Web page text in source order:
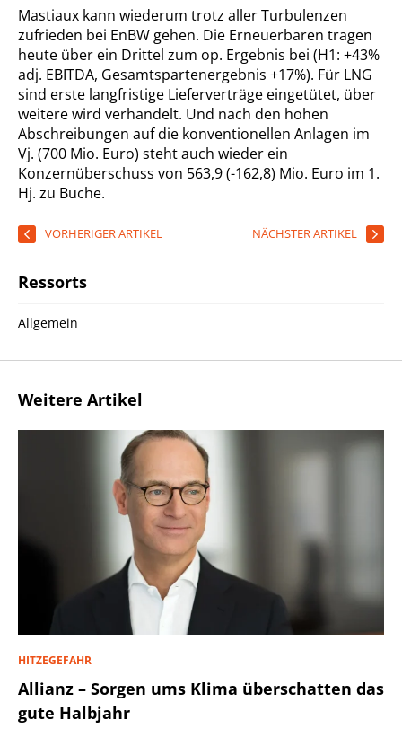
Mastiaux kann wiederum trotz aller Turbulenzen
zufrieden bei EnBW gehen. Die Erneuerbaren tragen
heute über ein Drittel zum op. Ergebnis bei (H1: +43%
adj. EBITDA, Gesamtspartenergebnis +17%). Für LNG
sind erste langfristige Lieferverträge eingetütet, über
weitere wird verhandelt. Und nach den hohen
Abschreibungen auf die konventionellen Anlagen im
Vj. (700 Mio. Euro) steht auch wieder ein
Konzernüberschuss von 563,9 (-162,8) Mio. Euro im 1.
Hj. zu Buche.
VORHERIGER ARTIKEL NÄCHSTER ARTIKEL
Ressorts
Allgemein
Weitere Artikel
HITZEGEFAHR
Allianz – Sorgen ums Klima überschatten das
gute Halbjahr